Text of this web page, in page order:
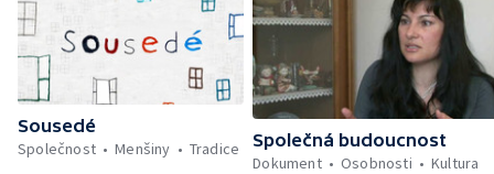
Sousedé
Společnost
Menšiny Tradice
Společná budoucnost
Dokument
Osobnosti Kultura